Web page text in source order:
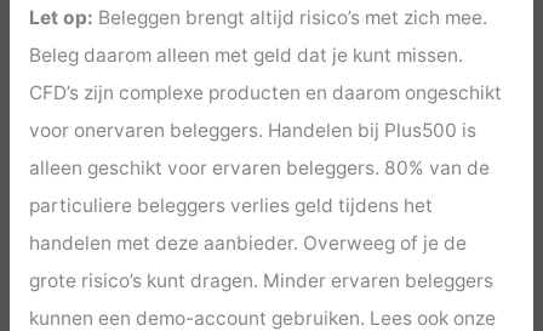
Let op: Beleggen brengt altijd risico’s met zich mee.
Beleg daarom alleen met geld dat je kunt missen.
CFD’s zijn complexe producten en daarom ongeschikt
voor onervaren beleggers. Handelen bij Plus500 is
alleen geschikt voor ervaren beleggers. 80% van de
particuliere beleggers verlies geld tijdens het
handelen met deze aanbieder. Overweeg of je de
grote risico’s kunt dragen. Minder ervaren beleggers
kunnen een demo-account gebruiken. Lees ook onze